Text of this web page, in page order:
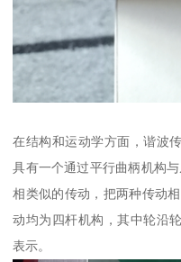
在结构和运动学方面，谐波
具有一个通过平行曲柄机构
相类似的传动，把两种传动
动均为四杆机构，其中轮沿
表示。